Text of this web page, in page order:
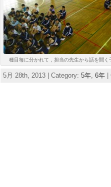
種目毎に分かれて，担当の先生から話を聞く
5月 28th, 2013 | Category: 5年, 6年|